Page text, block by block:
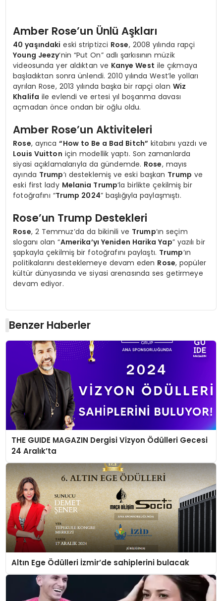
Amber Rose’un Ünlü Aşkları
40 yaşındaki eski striptizci Rose, 2008 yılında rapçi
Young Jeezy‘nin “Put On” adlı şarkısının müzik
videosunda yer aldıktan ve Kanye West ile çıkmaya
başladıktan sonra ünlendi. 2010 yılında West’le yolları
ayrılan Rose, 2013 yılında başka bir rapçi olan Wiz
Khalifa ile evlendi ve ertesi yıl boşanma davası
açmadan önce ondan bir oğlu oldu.
Amber Rose’un Aktiviteleri
Rose, ayrıca“How to Be a Bad Bitch” kitabını yazdı ve
Louis Vuitton için modellik yaptı. Son zamanlarda
siyasi açıklamalarıyla da gündemde. Rose, mayıs
ayında Trump‘ı desteklemiş ve eski başkan Trump ve
eski first lady Melania Trump‘la birlikte çekilmiş bir
fotoğrafını “Trump 2024” başlığıyla paylaşmıştı.
Rose’un Trump Destekleri
Rose, 2 Temmuz’da da bikinili ve Trump‘ın seçim
sloganı olan “Amerika’yı Yeniden Harika Yap” yazılı bir
şapkayla çekilmiş bir fotoğrafını paylaştı. Trump‘ın
politikalarını desteklemeye devam eden Rose, popüler
kültür dünyasında ve siyasi arenasında ses getirmeye
devam ediyor.
Benzer Haberler
THE GUIDE MAGAZIN Dergisi Vizyon Ödülleri Gecesi
24 Aralık’ta
Altın Ege Ödülleri İzmir’de sahiplerini bulacak